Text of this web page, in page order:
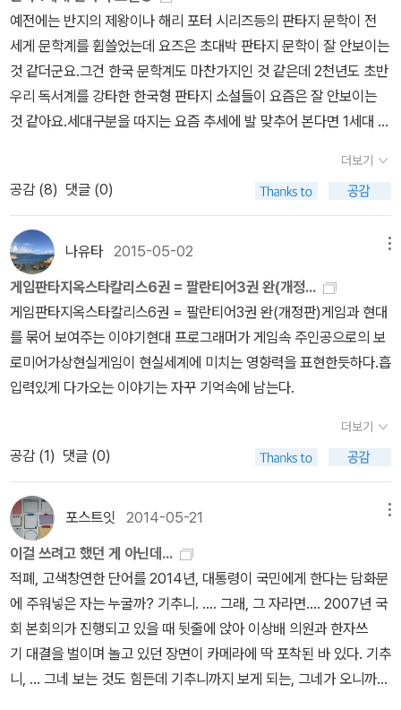
라든가 하는 것들이 더 상세했다. 대화도 더 실감이 났으며 더 자연스
러웠고 현실적이었다.(물론 가상 현실이 어디가 현실성이 있냐고 말
하면 할 말 없지만).일종의 막이다. 이것은. 나는 그렇게 생각했다. 아
직 1권에서는 주인공의 '그 일'에 관해서 나오지 않았다. 그리고 살인
사건. 간간히 눈에 띄는 사건들. 모든 것이 조각조각 나뉘어 떨어져 있
예전에는 반지의 제왕이나 해리 포터 시리즈등의 판타지 문학이 전
세게 문학계를 휩쓸었는데 요즈은 초대박 판타지 문학이 잘 안보이는
것 같더군요.그건 한국 문학계도 마찬가지인 것 같은데 2천년도 초반
우리 독서계를 강타한 한국형 판타지 소설들이 요즘은 잘 안보이는
것 같아요.세대구분을 따지는 요즘 추세에 발 맞추어 본다면 1세대 한
한국에서 장르소설로 천만부 이상을 판매한 압도적 인기를 자랑하는
작품입니다.30년이 지난 지금에도 계속해서 판매되고 있으며 영화화
(소박 혹은 중박)되었지만 지금도 영화화 해달라고 요청하는 명작입
니다.2.바람의 마도사(1996)-김근우, 외국번역 판타지물 일색이던
초기 한국 판타지 시장에서 반향을 일으켰던 작품으로 한국 최초의
정통 판타지 소설이라고 할 수 있는 작품이죠.2006넌에 개정판이 나
왔으나 현재 절판상태입니다.3.드래곤 랴자(1997)-이영도1998년
출간되어, 국내에서만 100만 부가 넘게 판매되었고 일본, 대만, 중국
에도 번역·출간되었으며, 2004년 태동 출판사의 고등학교 문학 교과
서에 실리며 화제가 되었던 작품으로 한국에서 판타지 문학 장르 시
장을 개척하고 저변을 넓힌 한국판 반지의 제왕같은 작품입니다.현재
도 구매 가능합니다. 4.세윌의 돌(1999)-전민희한국을 대표하는 여
국 태국 대만등에 번역 출간될 정도입니다. 5.묵향(1999)-전동조P
C통신에서 폭발적인 인기를 끌며 연재되던 그 인기가 그대로 출판으
로 반영된 <묵향>. 무협과 판타지를 오가는 국내 퓨전 환타지의 대표
작으로 현재 38권까지 나와있으며 1권이 나온후 25년이 흘렀지만
아직까지 완결이 안된 작품입니다. 6.하얀 로냐프 강(1999)-이상균
로냐프 강을 배경으로 펼쳐지는 중세 기사들의 전쟁과, 그 속에 꽃핀
사랑과 우정을 그린 작품으로 PC통신 하이텔에서 최초로 판타지 전
문 동호회를 창설했던 작가 이상균의 장편 판타지소설로, 1999년 처
더보기
공감 (8) 댓글 (0)
나유타2015-05-02
게임판타지옥스타칼리스6권 = 팔란티어3권 완(개정...
게임판타지옥스타칼리스6권 = 팔란티어3권 완(개정판)게임과 현대
를 묶어 보여주는 이야기현대 프로그래머가 게임속 주인공으로의 보
로미어가상현실게임이 현실세계에 미치는 영향력을 표현한듯하다.흡
입력있게 다가오는 이야기는 자꾸 기억속에 남는다.
더보기
공감 (1) 댓글 (0)
포스트잇 2014-05-21
이걸 쓰려고 했던 게 아닌데...
적폐, 고색창연한 단어를 2014년, 대통령이 국민에게 한다는 담화문
에 주워넣은 자는 누굴까? 기추니. .... 그래, 그 자라면.... 2007년 국
회 본회의가 진행되고 있을 때 뒷줄에 앉아 이상배 의원과 한자쓰
기 대결을 벌이며 놀고 있던 장면이 카메라에 딱 포착된 바 있다. 기추
니, ... 그네 보는 것도 힘든데 기추니까지 보게 되는, 그네가 오니까